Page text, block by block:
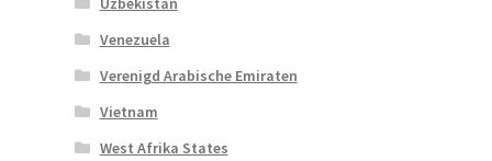
Venezuela
Verenigd Arabische Emiraten
Vietnam
West Afrika States